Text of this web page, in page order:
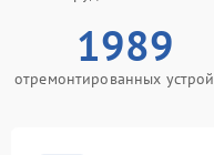
1989
отремонтированных